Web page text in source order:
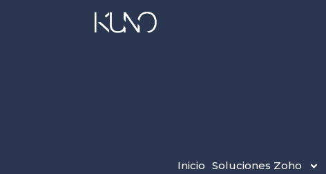
Inicio Soluciones Zoho